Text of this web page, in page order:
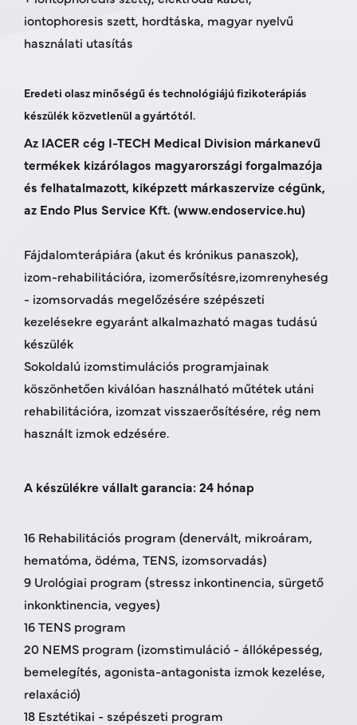
iontophoresis szett, hordtáska, magyar nyelvű
használati utasítás
Eredeti olasz minőségű és technológiájú fizikoterápiás
készülék közvetlenül a gyártótól.
Az IACER cég I-TECH Medical Division márkanevű
termékek kizárólagos magyarországi forgalmazója
és felhatalmazott, kiképzett márkaszervize cégünk,
az Endo Plus Service Kft. (www.endoservice.hu)
Fájdalomterápiára (akut és krónikus panaszok),
izom-rehabilitációra, izomerősítésre,izomrenyheség
- izomsorvadás megelőzésére szépészeti
kezelésekre egyaránt alkalmazható magas tudású
készülék
Sokoldalú izomstimulációs programjainak
köszönhetően kiválóan használható műtétek utáni
rehabilitációra, izomzat visszaerősítésére, rég nem
használt izmok edzésére.
A készülékre vállalt garancia: 24 hónap
16 Rehabilitációs program (denervált, mikroáram,
hematóma, ödéma, TENS, izomsorvadás)
9 Urológiai program (stressz inkontinencia, sürgető
inkonktinencia, vegyes)
16 TENS program
20 NEMS program (izomstimuláció - állóképesség,
bemelegítés, agonista-antagonista izmok kezelése,
relaxáció)
18 Esztétikai - szépészeti program